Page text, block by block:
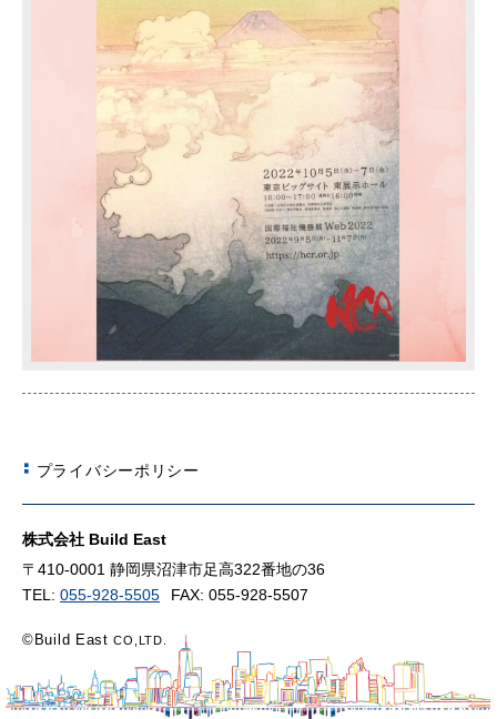
プライバシーポリシー
株式会社 Build East
〒410-0001 静岡県沼津市足高322番地の36
TEL: 055-928-5505 FAX: 055-928-5507
©Build EastCO,LTD.